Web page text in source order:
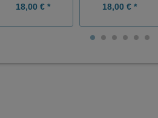
18,00 € * 18,00 € *